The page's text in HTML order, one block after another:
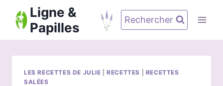
contenu
Ligne &
Papilles
Rechercher
LES RECETTES DE JULIE |RECETTES
RECETTES
SALÉES